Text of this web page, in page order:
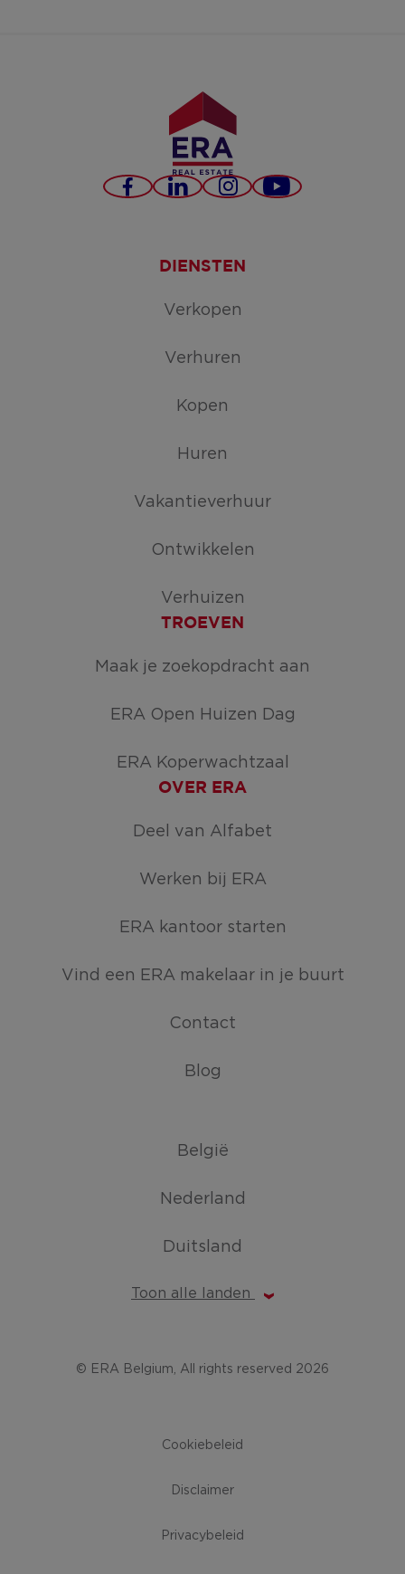
Facebook
LinkedInInstagramYouTube
DIENSTEN
Verkopen
Verhuren
Kopen
Huren
Vakantieverhuur
Ontwikkelen
Verhuizen
TROEVEN
Maak je zoekopdracht aan
ERA Open Huizen Dag
ERA Koperwachtzaal
OVER ERA
Deel van Alfabet
Werken bij ERA
ERA kantoor starten
Vind een ERA makelaar in je buurt
Contact
Blog
België
Nederland
Duitsland
Toon alle landen
© ERA Belgium, All rights reserved 2026
Cookiebeleid
Disclaimer
Privacybeleid